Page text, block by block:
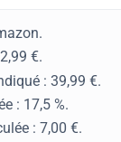
€.
: 39,99 €.
: 17,5 %.
: 7,00 €.